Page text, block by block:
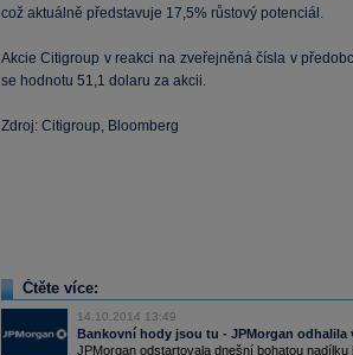
což aktuálně představuje 17,5% růstový potenciál.
Akcie Citigroup v reakci na zveřejněná čísla v
se hodnotu 51,1 dolaru za akcii.
Zdroj: Citigroup, Bloomberg
Čtěte více:
14.10.2014 13:49
Bankovní hody jsou tu - JPMorgan odhalila
JPMorgan odstartovala dnešní bohatou nadílku